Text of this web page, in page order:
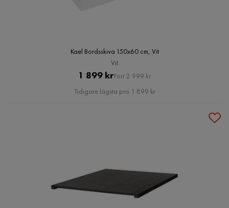
Kael Bordsskiva 150x60 cm, Vit
Vit
Pris
1 899 krOriginal
Pris
Förr 2 999 kr
Tidigare lägsta pris 1 899 kr